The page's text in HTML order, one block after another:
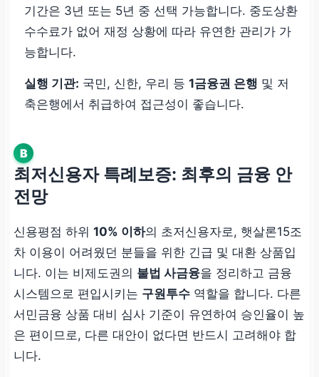
기간은 3년 또는 5년 중 선택 가능합니다. 중도상환
수수료가 없어 재정 상황에 따라 유연한 관리가 가
능합니다.
실행 기관: 국민, 신한, 우리 등 1금융권 은행 및 저
축은행에서 취급하여 접근성이 좋습니다.
B
최저신용자 특례보증: 최후의 금융 안
전망
신용평점 하위 10% 이하의 초저신용자로, 햇살론15조
차 이용이 어려웠던 분들을 위한 긴급 및 대환 상품입
니다. 이는 비제도권의 불법 사금융을 정리하고 금융
시스템으로 편입시키는 구원투수 역할을 합니다. 다른
서민금융 상품 대비 심사 기준이 유연하여 승인율이 높
은 편이므로, 다른 대안이 없다면 반드시 고려해야 합
니다.